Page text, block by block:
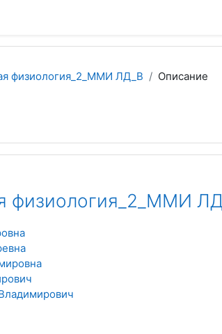
физиология_2_ММИ ЛД_В
Описание
физиология_2_ММИ